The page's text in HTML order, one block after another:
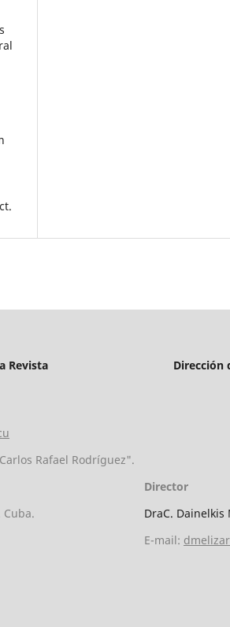
Revista Dirección
Rafael Rodríguez".
Cuba.
Director
DraC.
E-mail: